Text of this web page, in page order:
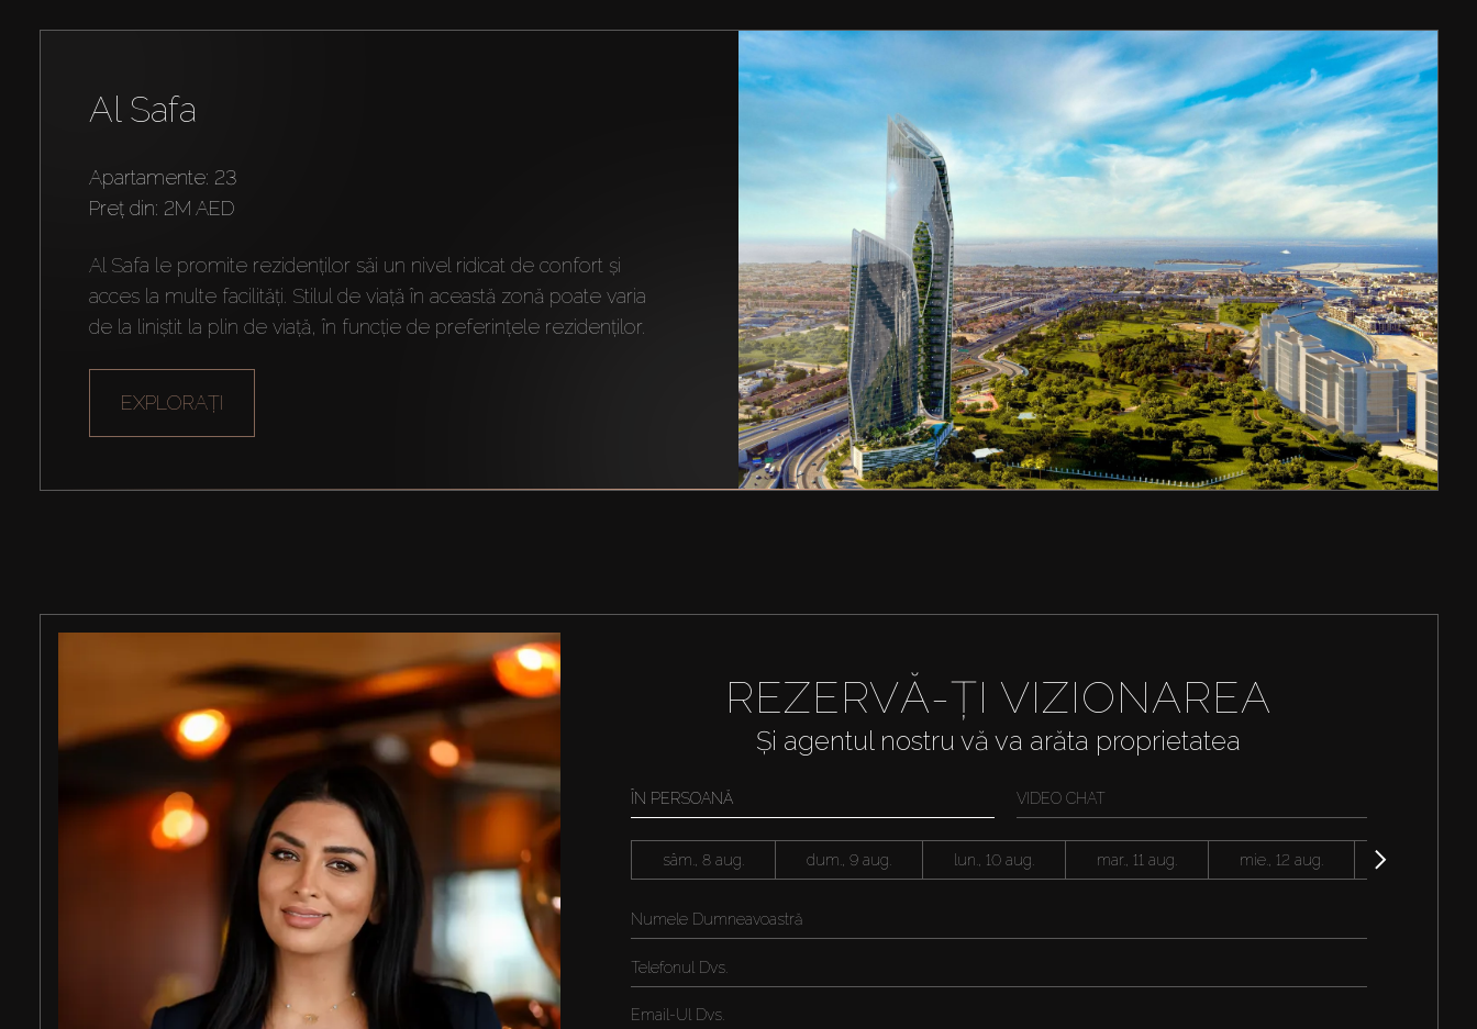
Al Safa
Apartamente: 23
preț din: 2M AED
Al Safa le promite rezidenților săi un nivel ridicat de confort și
acces la multe facilități. Stilul de viață în această zonă poate varia
de la liniștit la plin de viață, în funcție de preferințele rezidenților.
EXPLORAȚI
REZERVĂ-ȚI VIZIONAREA
Și agentul nostru vă va arăta proprietatea
ÎN PERSOANĂ VIDEO CHAT
sâm., 8 aug. dum., 9 aug. lun., 10 aug. mar., 11 aug. mie., 12 aug. joi, 13 aug.